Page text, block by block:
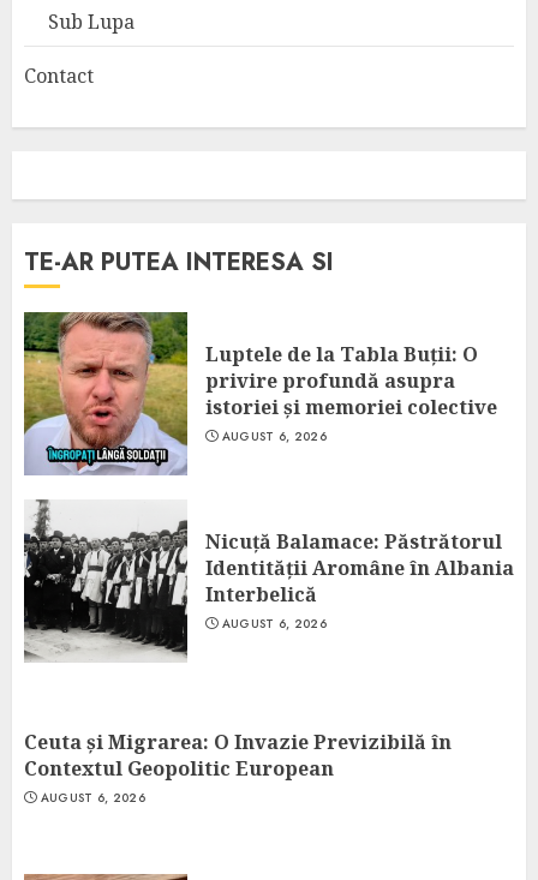
Sub Lupa
Contact
TE-AR PUTEA INTERESA SI
Luptele de la Tabla Buții: O
privire profundă asupra
istoriei și memoriei colective
AUGUST 6, 2026
Nicuță Balamace: Păstrătorul
Identității Aromâne în Albania
Interbelică
AUGUST 6, 2026
Ceuta și Migrarea: O Invazie Previzibilă în
Contextul Geopolitic European
AUGUST 6, 2026